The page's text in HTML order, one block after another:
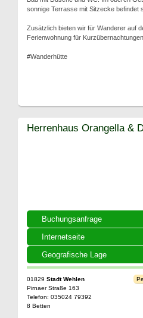
sonnige Terrasse mit Sitzecke befindet
Zusätzlich bieten wir für Wanderer auf
Ferienwohnung für Kurzübernachtungen
#Wanderhütte
Buchungsanfrage
Internetseite
Geografische Lage
Herrenhaus Orangella &
01829 Stadt Wehlen
Pirnaer Straße 163
Telefon: 035024 79392
8 Betten